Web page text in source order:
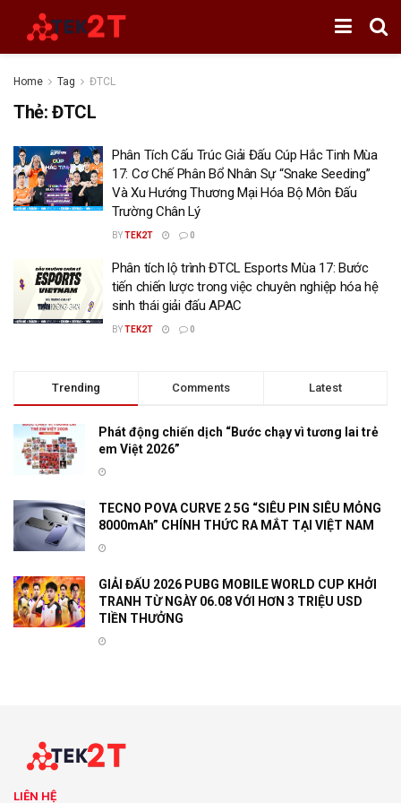
Home Tag ĐTCL
Thẻ:ĐTCL
Phân Tích Cấu Trúc Giải Đấu Cúp Hắc Tinh Mùa
17: Cơ Chế Phân Bổ Nhân Sự “Snake Seeding”
Và Xu Hướng Thương Mại Hóa Bộ Môn Đấu
Trường Chân Lý
BYTEK2T 0
Phân tích lộ trình ĐTCL Esports Mùa 17: Bước
tiến chiến lược trong việc chuyên nghiệp hóa hệ
sinh thái giải đấu APAC
BYTEK2T 0
Trending Comments Latest
Phát động chiến dịch “Bước chạy vì tương lai trẻ
em Việt 2026”
TECNO POVA CURVE 2 5G “SIÊU PIN SIÊU MỎNG
8000mAh” CHÍNH THỨC RA MẮT TẠI VIỆT NAM
GIẢI ĐẤU 2026 PUBG MOBILE WORLD CUP KHỞI
TRANH TỪ NGÀY 06.08 VỚI HƠN 3 TRIỆU USD
TIỀN THƯỞNG
LIÊN HỆ